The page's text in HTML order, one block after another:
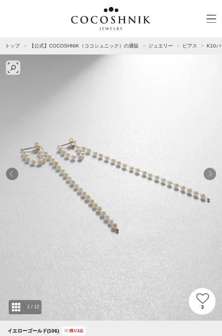
CATEGORY
WRISTWATCH
OTHER
ABOUT
JOURNAL
SHOP LIST
AFTERCARE & REPAIRS
SUSTAINABLE
EMAIL NEWSLETTER
トップ 【公式】COCOSHNIK（ココシュニック）の通販 ジュエリー ピアス K10パ
イエローゴールド(106) 00 残り2点
1 / 12 3